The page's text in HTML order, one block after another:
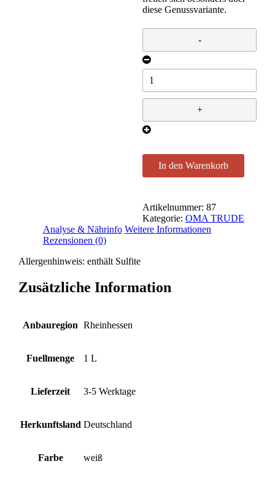
diese Genussvariante.
Traubenpunsch
Menge
In den Warenkorb
Artikelnummer: 87
Kategorie: OMA TRUDE
Analyse & Nährinfo Weitere Informationen
Rezensionen (0)
Allergenhinweis: enthält Sulfite
Zusätzliche Information
Anbauregion Rheinhessen
Fuellmenge 1 L
Lieferzeit 3-5 Werktage
Herkunftsland Deutschland
Farbe weiß